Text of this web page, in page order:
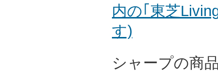
内の｢東芝
す)
シャープの商